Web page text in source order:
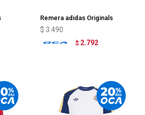
Remera adidas Originals
Argentina
$ 3.490
$ 2.792